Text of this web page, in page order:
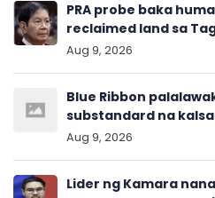
PRA probe baka
reclaimed land sa
Aug 9, 2026
Blue Ribbon
substandard na
Aug 9, 2026
Lider ng Kamara